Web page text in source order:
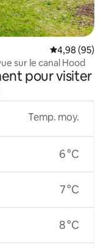
Évaluation
4,98 (95)
sur le canal Hood
pour visiter
Temp. moy.
6 °C
7 °C
8 °C